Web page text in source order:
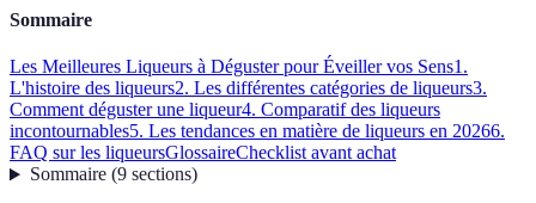
Sommaire
Les Meilleures Liqueurs à Déguster pour Éveiller vos Sens1.
L'histoire des liqueurs2. Les différentes catégories de liqueurs3.
Comment déguster une liqueur4. Comparatif des liqueurs
incontournables5. Les tendances en matière de liqueurs en 20266.
FAQ sur les liqueursGlossaireChecklist avant achat
Sommaire(9 sections)